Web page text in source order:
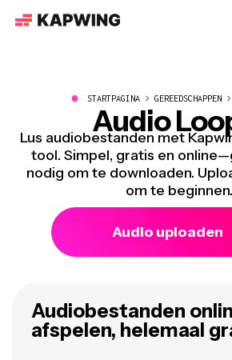
● STARTPAGINA GEREEDSCHAPPEN
Audio
Lus audiobestanden met
tool. Simpel, gratis en
nodig om te downloaden.
om te beginnen.
Audio uploaden
Audiobestanden
afspelen, helemaal